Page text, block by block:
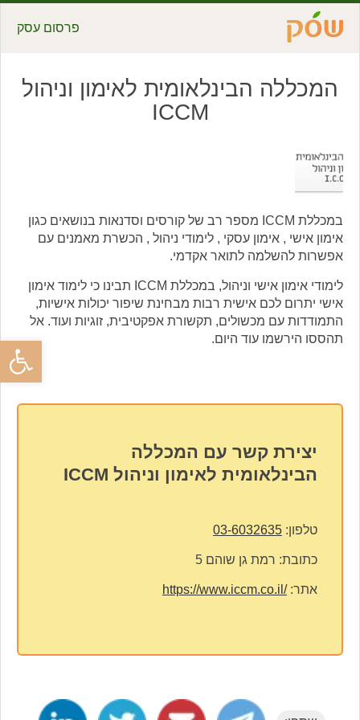
פתח
פרסום עסק
המכללה הבינלאומית לאימון וניהול
ICCM
במכללת ICCM מספר רב של קורסים וסדנאות בנושאים כגון
אימון אישי , אימון עסקי , לימודי ניהול , הכשרת מאמנים עם
אפשרות להשלמה לתואר אקדמי.
לימודי אימון אישי וניהול, במכללת ICCM תבינו כי לימוד אימון
אישי יתרום לכם אישית רבות מבחינת שיפור יכולות אישיות,
התמודדות עם מכשולים, תקשורת אפקטיבית, זוגיות ועוד. אל
תהססו הירשמו עוד היום.
יצירת קשר עם המכללה
הבינלאומית לאימון וניהול ICCM
טלפון: 03-6032635
כתובת: רמת גן שוהם 5
אתר:https://www.iccm.co.il/